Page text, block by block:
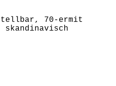
70-ermit
skandinavisch